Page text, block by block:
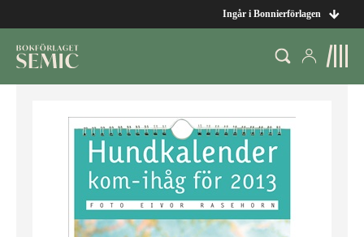
Ingår i Bonnierförlagen